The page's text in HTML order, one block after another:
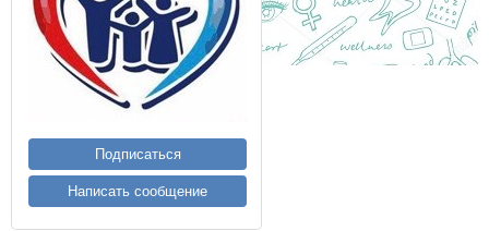
Подписаться
Написать сообщение